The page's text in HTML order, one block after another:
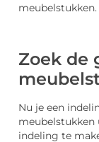
meubelstukken.
Zoek de
Nu je een
meubelstukken
indeling te